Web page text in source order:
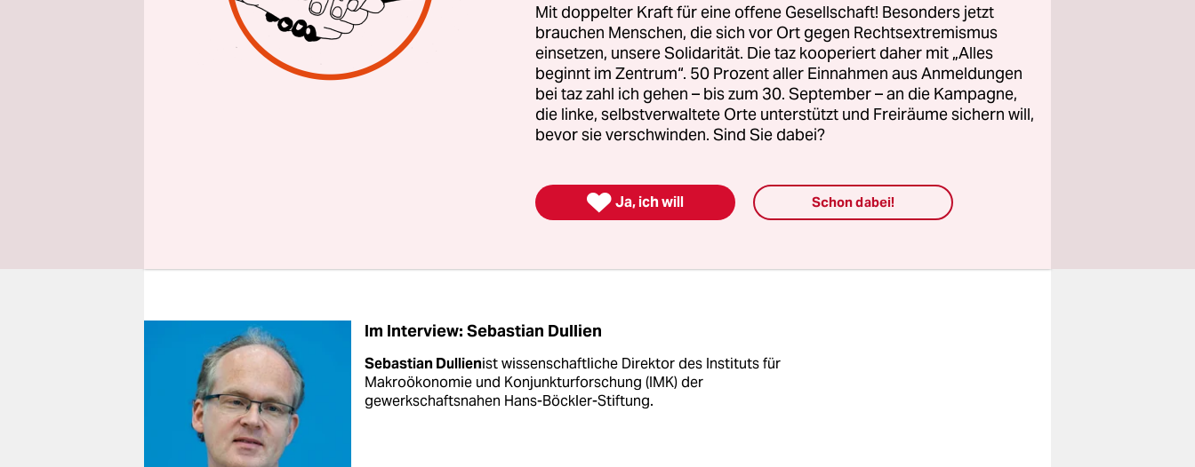
taz: Die Bundesregierung hat jüngst ihre Prognose gesenkt. Sie geht
davon aus, dass die Wirtschaftsleistung dieses Jahr nur um 0,3
Prozent wachsen wird, nachdem sie zwei Jahre in Folge
geschrumpft ist. Wie ernst ist die Lage?
Die Bundesregierung ist mit ihrer Prognose noch
Jahr derzeit nur von 0,1 Prozent aus. Gleichzeitig gibt es neben
strukturellen Problemen wie hohe Energiepreise viele konjunkturelle
Im Interview: Sebastian Dullien
Sebastian Dullienist wissenschaftliche Direktor des Instituts für
Makroökonomie und Konjunkturforschung (IMK) der
gewerkschaftsnahen Hans-Böckler-Stiftung.
Mit doppelter Kraft für eine offene Gesellschaft! Besonders jetzt
brauchen Menschen, die sich vor Ort gegen Rechtsextremismus
einsetzen, unsere Solidarität. Die taz kooperiert daher mit „Alles
beginnt im Zentrum“. 50 Prozent aller Einnahmen aus Anmeldungen
bei taz zahl ich gehen – bis zum 30. September – an die Kampagne,
die linke, selbstverwaltete Orte unterstützt und Freiräume sichern will,
bevor sie verschwinden. Sind Sie dabei?
 Ja, ich will Schon dabei!